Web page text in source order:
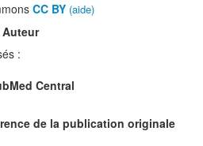
CC BY (aide)
Auteur
:
Central
de la publication originale